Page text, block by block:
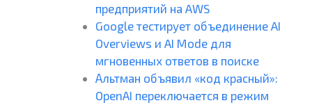
предприятий на AWS
Google тестирует объединение AI
Overviews и AI Mode для
мгновенных ответов в поиске
Альтман объявил «код красный»:
OpenAI переключается в режим